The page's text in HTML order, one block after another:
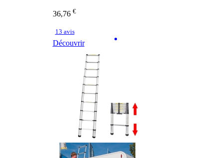
36,76 €
13 avis
Découvrir